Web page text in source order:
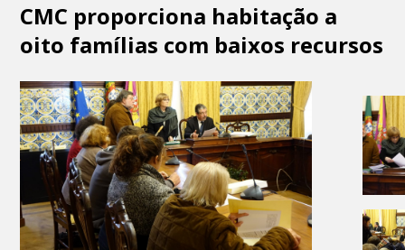
CMC proporciona habitação a
oito famílias com baixos recursos